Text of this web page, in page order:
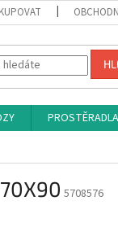
PROSTĚRADLA
5708576